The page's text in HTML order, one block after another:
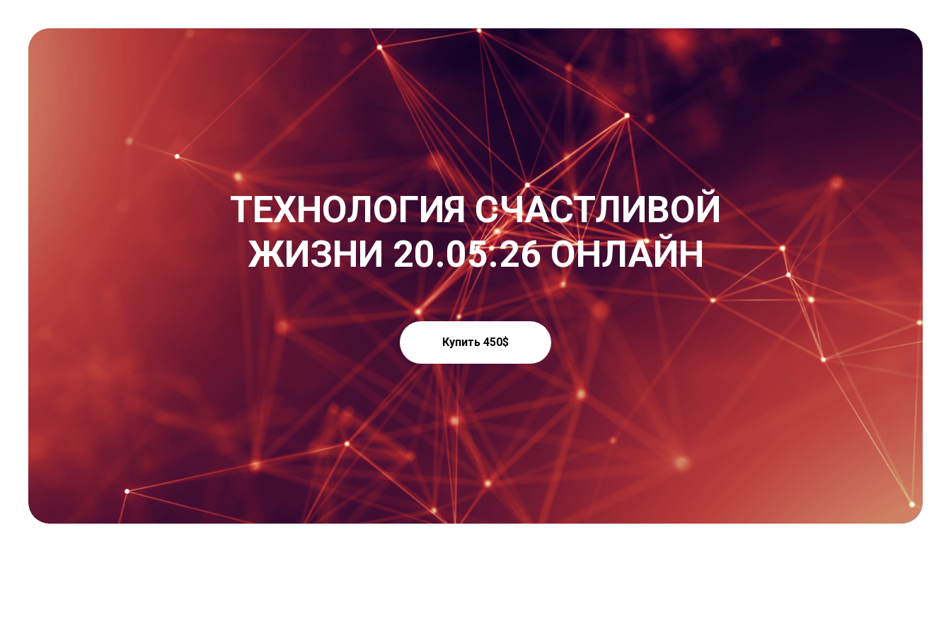
ТЕХНОЛОГИЯ СЧАСТЛИВОЙ
ЖИЗНИ 20.05.26 ОНЛАЙН
Купить 450$